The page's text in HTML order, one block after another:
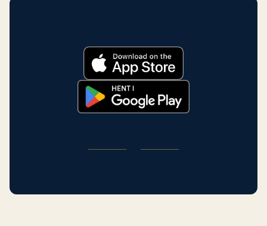
sparsomt, hvis du har dæmpet farvning (det kan
introducere mere dimension, end lavchroma-træk
absorberer naturligt).
begyndere og hverdagslooks er cream det bedre
valg. Til situationer med lang holdbarhed eller når
du ønsker høj-impact-farve, performer flydende